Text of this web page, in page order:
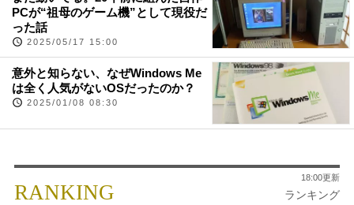
PCが“祖母のゲーム機”として現役だ
った話
2025/05/17 15:00
意外と知らない、なぜWindows Me
は全く人気がないOSだったのか？
2025/01/08 08:30
RANKING ランキング
18:00更新